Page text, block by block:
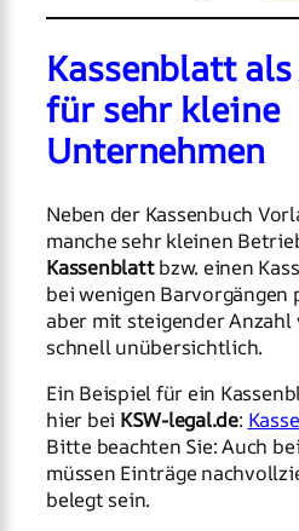
Kassenblatt
für sehr kleine
Unternehmen
Neben der Kassenbuch
manche sehr kleinen
Kassenblattbzw. einen
bei wenigen
aber mit steigender Anzahl
schnell unübersichtlich.
Ein Beispiel für ein
hier bei KSW-legal.de:
Bitte beachten Sie: Auch
müssen Einträge
belegt sein.